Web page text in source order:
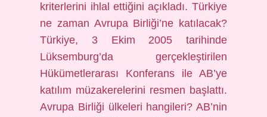
kriterlerini ihlal ettiğini açıkladı. Türkiye
ne zaman Avrupa Birliği’ne katılacak?
Türkiye, 3 Ekim 2005 tarihinde
Lüksemburg’da gerçekleştirilen
Hükümetlerarası Konferans ile AB’ye
katılım müzakerelerini resmen başlattı.
Avrupa Birliği ülkeleri hangileri? AB’nin